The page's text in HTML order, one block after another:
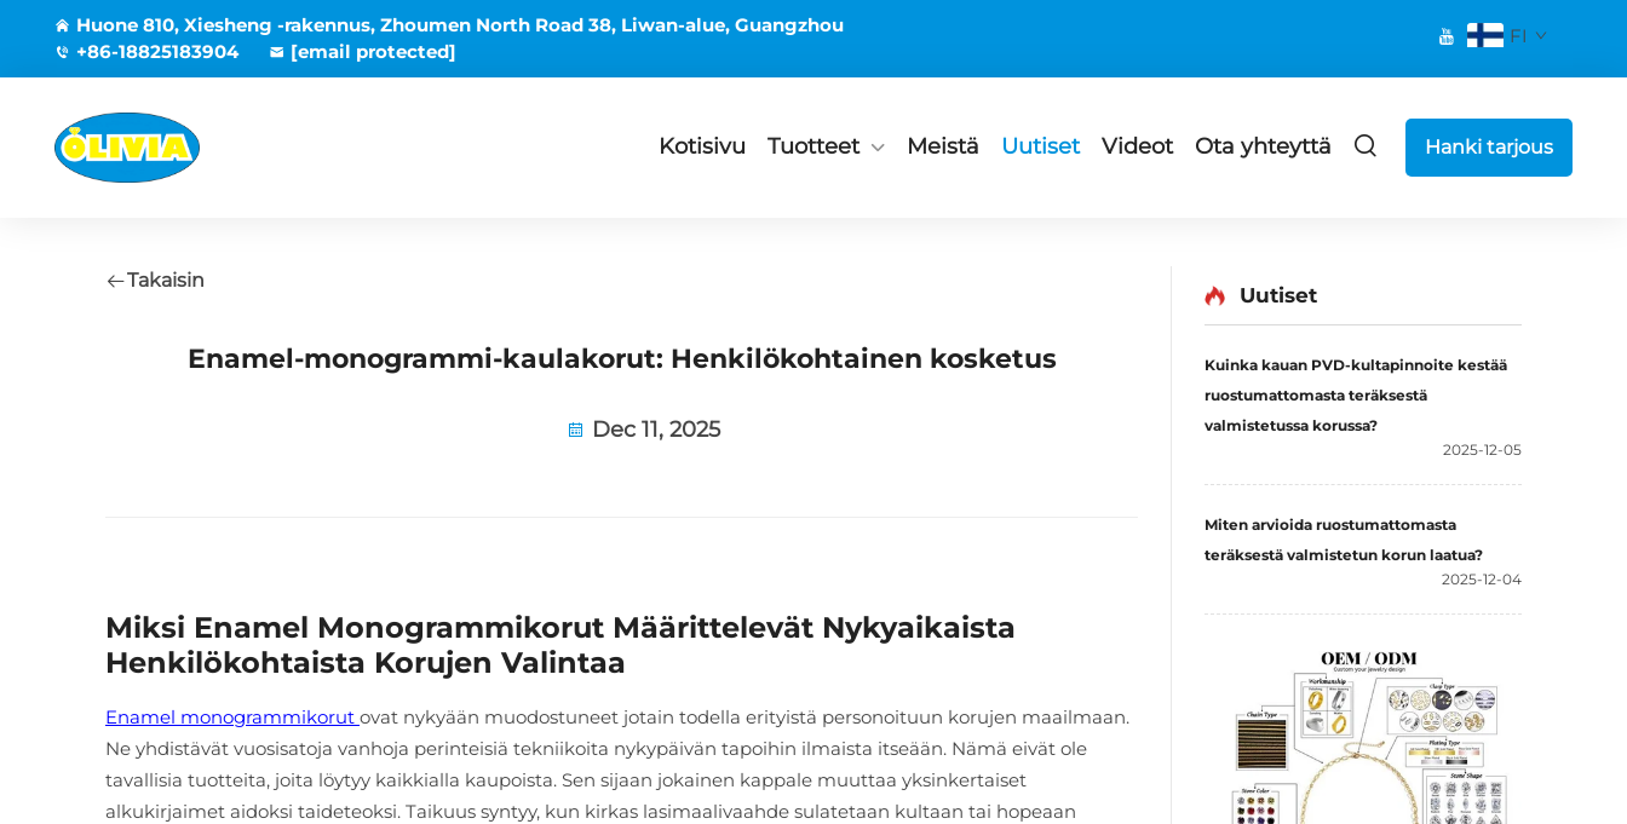
Huone 810, Xiesheng -rakennus, Zhoumen North Road 38, Liwan-alue, Guangzhou
+86-18825183904
[email protected]
FI
Kotisivu Tuotteet Meistä Uutiset Videot Ota yhteyttä Hanki tarjous
Takaisin
Enamel-monogrammi-kaulakorut: Henkilökohtainen kosketus
Dec 11, 2025
Miksi Enamel Monogrammikorut Määrittelevät Nykyaikaista
Henkilökohtaista Korujen Valintaa
Enamel monogrammikorut ovat nykyään muodostuneet jotain todella erityistä personoituun korujen maailmaan.
Ne yhdistävät vuosisatoja vanhoja perinteisiä tekniikoita nykypäivän tapoihin ilmaista itseään. Nämä eivät ole
tavallisia tuotteita, joita löytyy kaikkialla kaupoista. Sen sijaan jokainen kappale muuttaa yksinkertaiset
alkukirjaimet aidoksi taideteoksi. Taikuus syntyy, kun kirkas lasimaalivaahde sulatetaan kultaan tai hopeaan
Uutiset
Kuinka kauan PVD-kultapinnoite kestää
ruostumattomasta teräksestä
valmistetussa korussa?
2025-12-05
Miten arvioida ruostumattomasta
teräksestä valmistetun korun laatua?
2025-12-04